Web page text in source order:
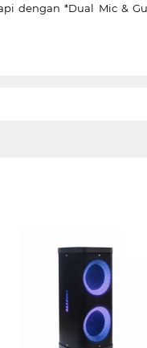
dengan *Dual Mic &